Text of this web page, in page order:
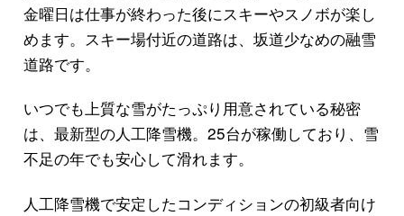
金曜日は仕事が終わった後にスキーやスノボが楽し
めます。スキー場付近の道路は、坂道少なめの融雪
道路です。
いつでも上質な雪がたっぷり用意されている秘密
は、最新型の人工降雪機。25台が稼働しており、雪
不足の年でも安心して滑れます。
人工降雪機で安定したコンディションの初級者向け